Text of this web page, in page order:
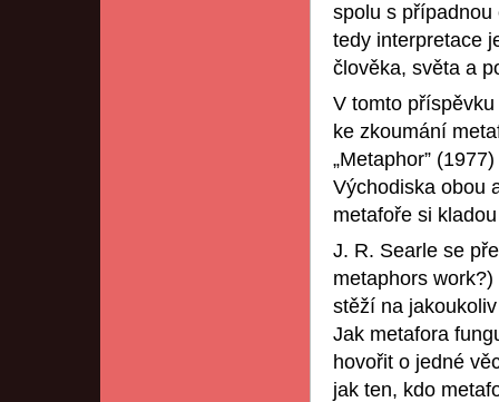
spolu s
tedy interpretace
člověka, světa a
V tomto
ke zkoumání
„Metaphor”
Východiska obou
metafoře si
J. R. Searle se
metaphors
stěží na
Jak metafora
hovořit o jedné
jak ten, kdo